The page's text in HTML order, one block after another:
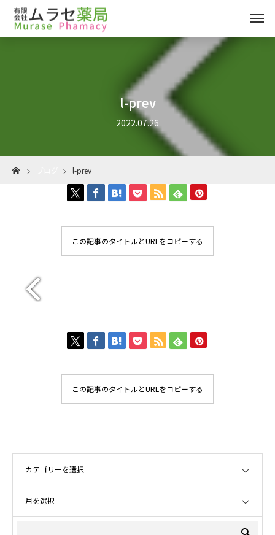
l-prev
2022.07.26
l-prev
この記事のタイトルとURLをコピーする
この記事のタイトルとURLをコピーする